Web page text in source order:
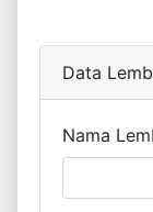
Data
Nama